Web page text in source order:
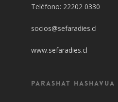
Teléfono: 22202 0330
socios@sefaradies.cl
www.sefaradies.cl
Parashat Hashavua